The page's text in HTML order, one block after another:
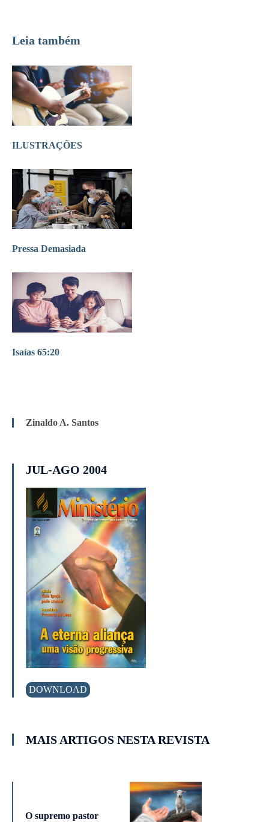
Leia também
ILUSTRAÇÕES
Pressa Demasiada
Isaías 65:20
Zinaldo A. Santos
JUL-AGO 2004
DOWNLOAD
MAIS ARTIGOS NESTA REVISTA
O supremo pastor